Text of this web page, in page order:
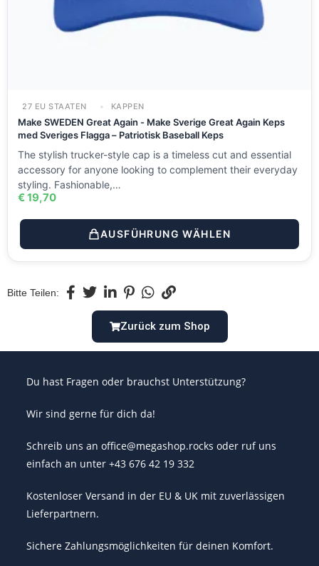
27 EU STAATEN KAPPEN
Make SWEDEN Great Again - Make Sverige Great Again Keps
med Sveriges Flagga – Patriotisk Baseball Keps
The stylish trucker-style cap is a timeless cut and essential
accessory for anyone looking to complement their everyday
styling. Fashionable,…
€19,70
AUSFÜHRUNG WÄHLEN
Bitte Teilen:
Zurück zum Shop
Du hast Fragen oder brauchst Unterstützung?
Wir sind gerne für dich da!
Schreib uns an office@megashop.rocks oder ruf uns
einfach an unter +43 676 42 19 332
Kostenloser Versand in der EU & UK mit zuverlässigen
Lieferpartnern.
Sichere Zahlungsmöglichkeiten für deinen Komfort.